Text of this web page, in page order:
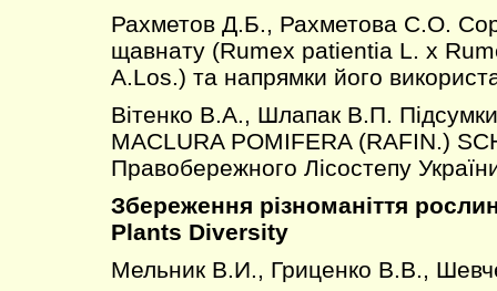
Рахметов Д.Б., Рахметова С.О.
щавнату (Rumex patientia L. x
A.Los.) та напрямки його
Вітенко В.А., Шлапак В.П. Підсумки
MACLURA POMIFERA (RAFIN.)
Правобережного Лісостепу
Збереження різноманіття
Plants Diversity
Мельник В.И., Гриценко В.В.,